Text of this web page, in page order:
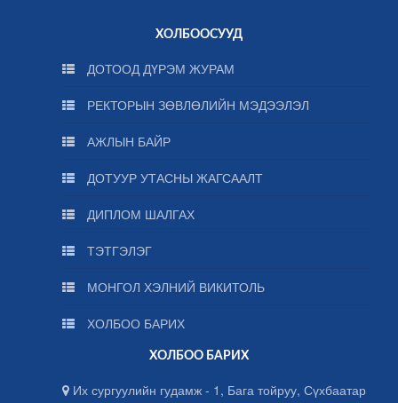
ХОЛБООСУУД
ДОТООД ДҮРЭМ ЖУРАМ
РЕКТОРЫН ЗӨВЛӨЛИЙН МЭДЭЭЛЭЛ
АЖЛЫН БАЙР
ДОТУУР УТАСНЫ ЖАГСААЛТ
ДИПЛОМ ШАЛГАХ
ТЭТГЭЛЭГ
МОНГОЛ ХЭЛНИЙ ВИКИТОЛЬ
ХОЛБОО БАРИХ
ХОЛБОО БАРИХ
Их сургуулийн гудамж - 1, Бага тойруу, Сүхбаатар